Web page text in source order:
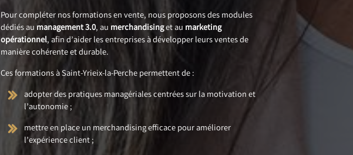
Pour compléter nos formations en vente, nous proposons des modules
dédiés au management 3.0, au merchandisinget au marketing
opérationnel, afin d’aider les entreprises à développer leurs ventes de
manière cohérente et durable.
Ces formations à Saint-Yrieix-la-Perche permettent de :
adopter des pratiques managériales centrées sur la motivation et
l’autonomie ;
mettre en place un merchandising efficace pour améliorer
l’expérience client ;